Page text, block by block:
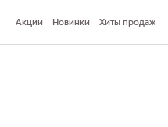
Акции Новинки Хиты продаж